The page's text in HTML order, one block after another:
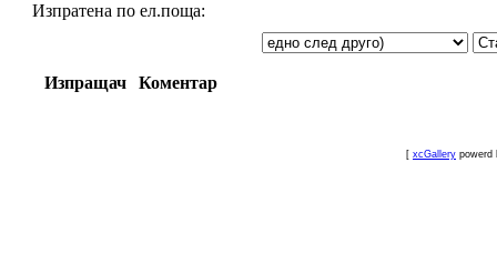
Изпратена по ел.поща:
Изпращач Коментар
[ xcGallery